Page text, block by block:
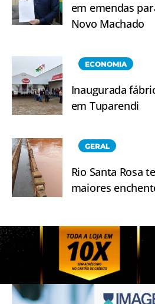
em emendas
Novo Machado
ECONOMIA
Inaugurada
em Tuparendi
GERAL
Rio Santa Rosa
maiores